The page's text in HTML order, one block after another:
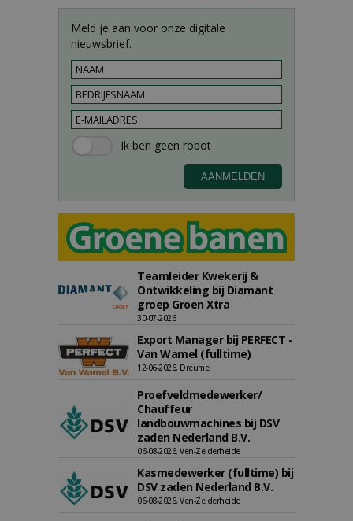
Meld je aan voor onze digitale
nieuwsbrief.
Teamleider Kwekerij &
Ontwikkeling bij Diamant
groep Groen Xtra
30-07-2026
Export Manager bij PERFECT -
Van Wamel (fulltime)
12-06-2026, Dreumel
Proefveldmedewerker/
Chauffeur
landbouwmachines bij DSV
zaden Nederland B.V.
06-08-2026, Ven-Zelderheide
Kasmedewerker (fulltime) bij
DSV zaden Nederland B.V.
06-08-2026, Ven-Zelderheide